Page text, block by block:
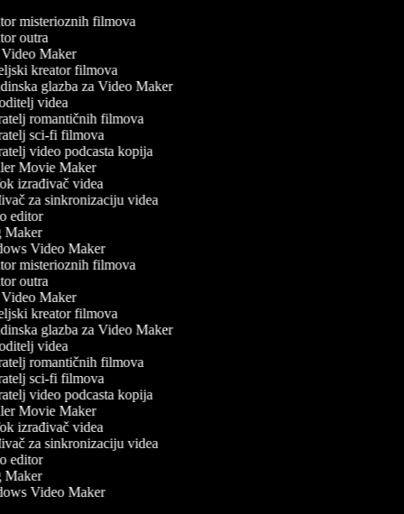
misterioznih filmova
outra
Maker
kreator filmova
glazba za Video Maker
videa
romantičnih filmova
sci-fi filmova
video podcasta kopija
Movie Maker
izrađivač videa
za sinkronizaciju videa
editor
Video Maker
misterioznih filmova
outra
Maker
kreator filmova
glazba za Video Maker
videa
romantičnih filmova
sci-fi filmova
video podcasta kopija
Movie Maker
izrađivač videa
za sinkronizaciju videa
editor
Video Maker